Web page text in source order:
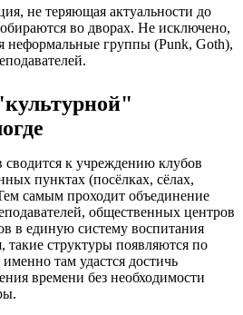
не теряющая актуальности до
во дворах. Не исключено,
неформальные группы (Punk, Goth),
к учреждению клубов
пунктах (посёлках, сёлах,
самым проходит объединение
общественных центров
в единую систему воспитания
структуры появляются по
там удастся достичь
времени без необходимости